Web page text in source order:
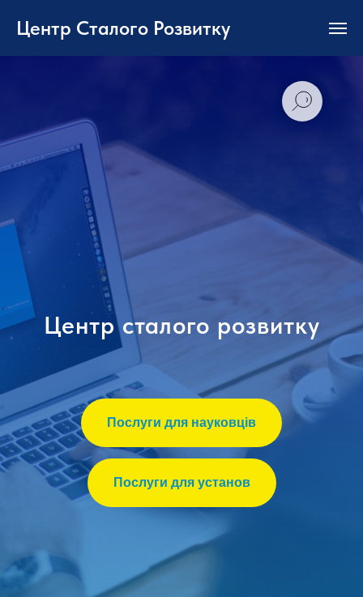
Центр Сталого Розвитку
Центр сталого розвитку
Послуги для науковців
Послуги для установ